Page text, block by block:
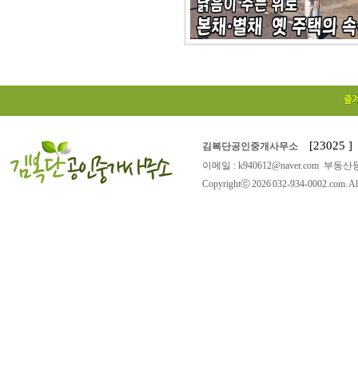
김복단공인중개사무소 [23025 ]
이메일 : k940612@naver.com 부동
Copyrightⓒ 2026 032-934-0002.com.